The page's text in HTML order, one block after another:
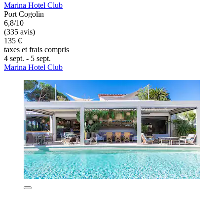
Marina Hotel Club
Port Cogolin
6,8/10
(335 avis)
135 €
taxes et frais compris
4 sept. - 5 sept.
Marina Hotel Club